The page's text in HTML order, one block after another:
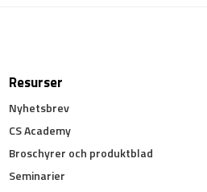
Resurser
Nyhetsbrev
CS Academy
Broschyrer och produktblad
Seminarier